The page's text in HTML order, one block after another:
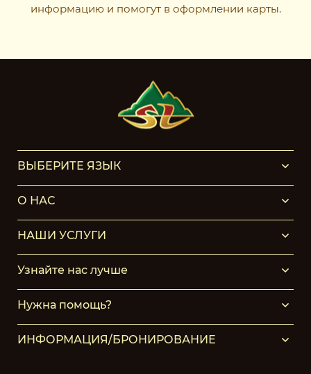
информацию и помогут в оформлении карты.
ВЫБЕРИТЕ ЯЗЫК
О НАС
НАШИ УСЛУГИ
Узнайте нас лучше
Нужна помощь?
ИНФОРМАЦИЯ/БРОНИРОВАНИЕ